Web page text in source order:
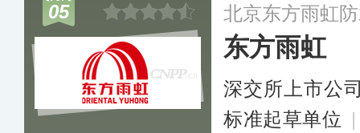
封膏、丁基橡胶
05 北京东方雨虹
东方雨虹
深交所上市公
标准起草单位